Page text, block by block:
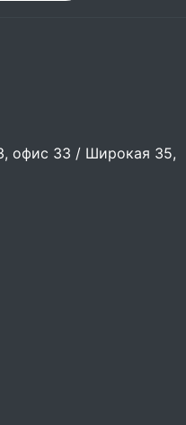
офис 33 / Широкая 35,